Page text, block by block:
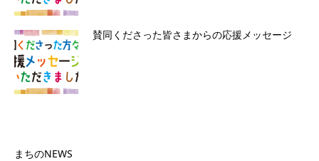
賛同くださった皆さまからの応援メッセージ
まちのNEWS